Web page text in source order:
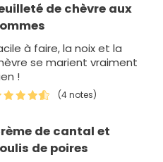
de chèvre aux
à faire, la noix et la
se marient vraiment
!
(4 notes)
de cantal et
de poires